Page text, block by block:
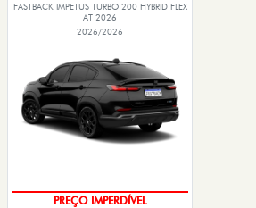
FASTBACK IMPETUS TURBO 200 HYBRID FLEX
AT 2026
2026/2026
OPORTUNIDADE